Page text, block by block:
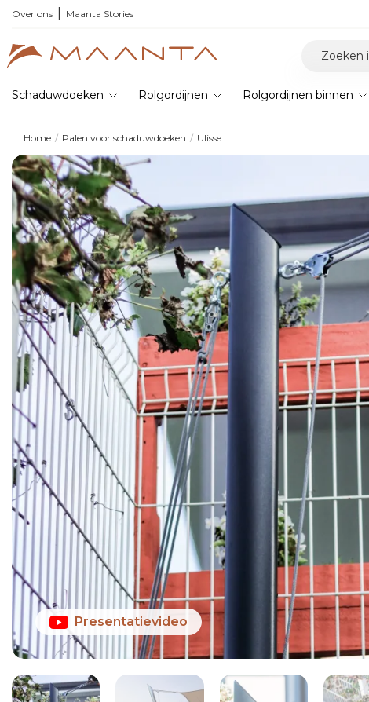
Over ons Maanta Stories
Schaduwdoeken Rolgordijnen Rolgordijnen binnen
Home Palen voor schaduwdoeken Ulisse
Presentatievideo